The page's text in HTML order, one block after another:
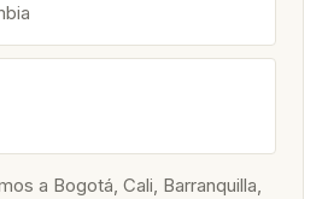
a Bogotá, Cali, Barranquilla,